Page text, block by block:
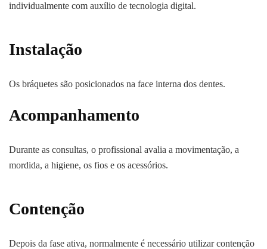
individualmente com auxílio de tecnologia digital.
Instalação
Os bráquetes são posicionados na face interna dos dentes.
Acompanhamento
Durante as consultas, o profissional avalia a movimentação, a
mordida, a higiene, os fios e os acessórios.
Contenção
Depois da fase ativa, normalmente é necessário utilizar contenção